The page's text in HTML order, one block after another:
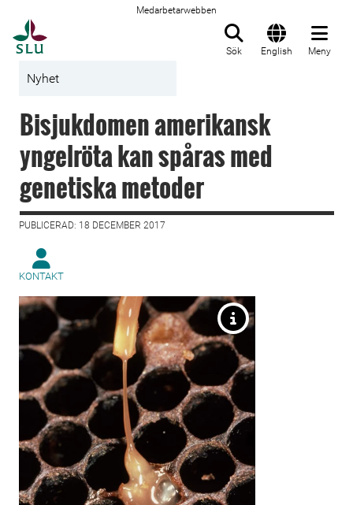
Medarbetarwebben
Sök English Meny
Nyhet
Bisjukdomen amerikansk
yngelröta kan spåras med
genetiska metoder
PUBLICERAD: 18 DECEMBER 2017
KONTAKT